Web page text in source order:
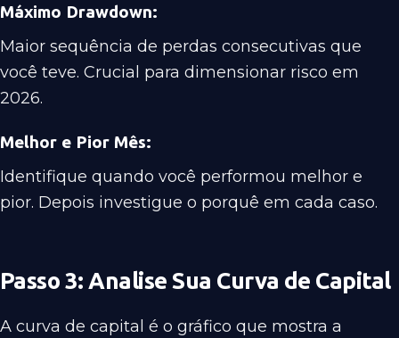
Máximo Drawdown:
Maior sequência de perdas consecutivas que
você teve. Crucial para dimensionar risco em
2026.
Melhor e Pior Mês:
Identifique quando você performou melhor e
pior. Depois investigue o porquê em cada caso.
Passo 3: Analise Sua Curva de Capital
A curva de capital é o gráfico que mostra a